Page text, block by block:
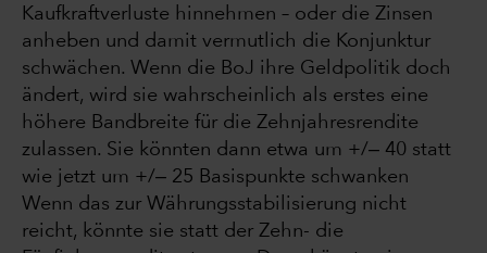
Kaufkraftverluste hinnehmen – oder die Zinsen
anheben und damit vermutlich die Konjunktur
schwächen. Wenn die BoJ ihre Geldpolitik doch
ändert, wird sie wahrscheinlich als erstes eine
höhere Bandbreite für die Zehnjahresrendite
zulassen. Sie könnten dann etwa um +/‒ 40 statt
wie jetzt um +/‒ 25 Basispunkte schwanken
Wenn das zur Währungsstabilisierung nicht
reicht, könnte sie statt der Zehn- die